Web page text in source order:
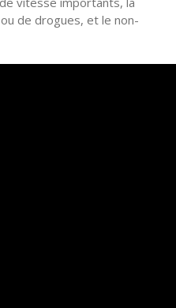
ou de drogues, et le non-